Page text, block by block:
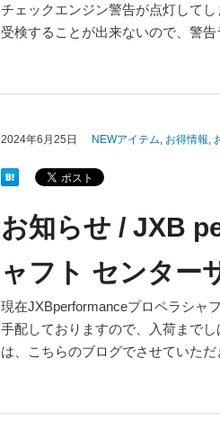
チェックエンジン警告が点灯して
受検することが出来ないので、警
2024年6月25日 NEWアイテム お得情報
お知らせ / JXB
ャフト センター
現在JXBperformanceプロペラシャ
手配しておりますので、入荷まで
は、こちらのブログでさせていた